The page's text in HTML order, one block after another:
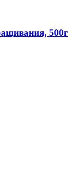
500г